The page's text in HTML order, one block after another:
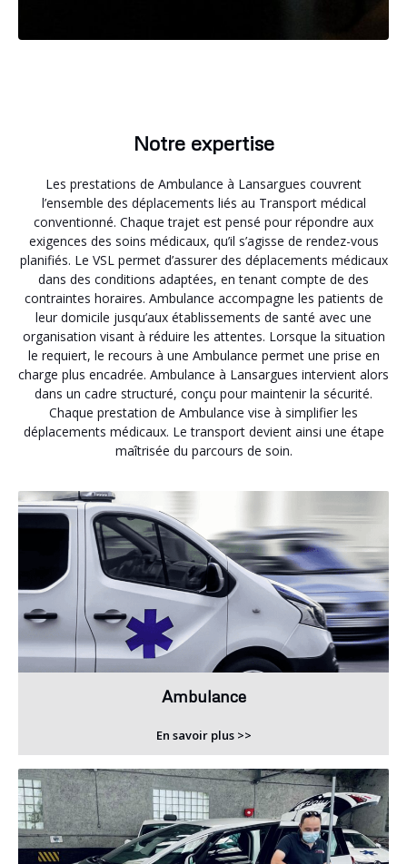
Notre expertise
Les prestations de Ambulance à Lansargues couvrent
l’ensemble des déplacements liés au Transport médical
conventionné. Chaque trajet est pensé pour répondre aux
exigences des soins médicaux, qu’il s’agisse de rendez-vous
planifiés. Le VSL permet d’assurer des déplacements médicaux
dans des conditions adaptées, en tenant compte de des
contraintes horaires. Ambulance accompagne les patients de
leur domicile jusqu’aux établissements de santé avec une
organisation visant à réduire les attentes. Lorsque la situation
le requiert, le recours à une Ambulance permet une prise en
charge plus encadrée. Ambulance à Lansargues intervient alors
dans un cadre structuré, conçu pour maintenir la sécurité.
Chaque prestation de Ambulance vise à simplifier les
déplacements médicaux. Le transport devient ainsi une étape
maîtrisée du parcours de soin.
Ambulance
En savoir plus >>